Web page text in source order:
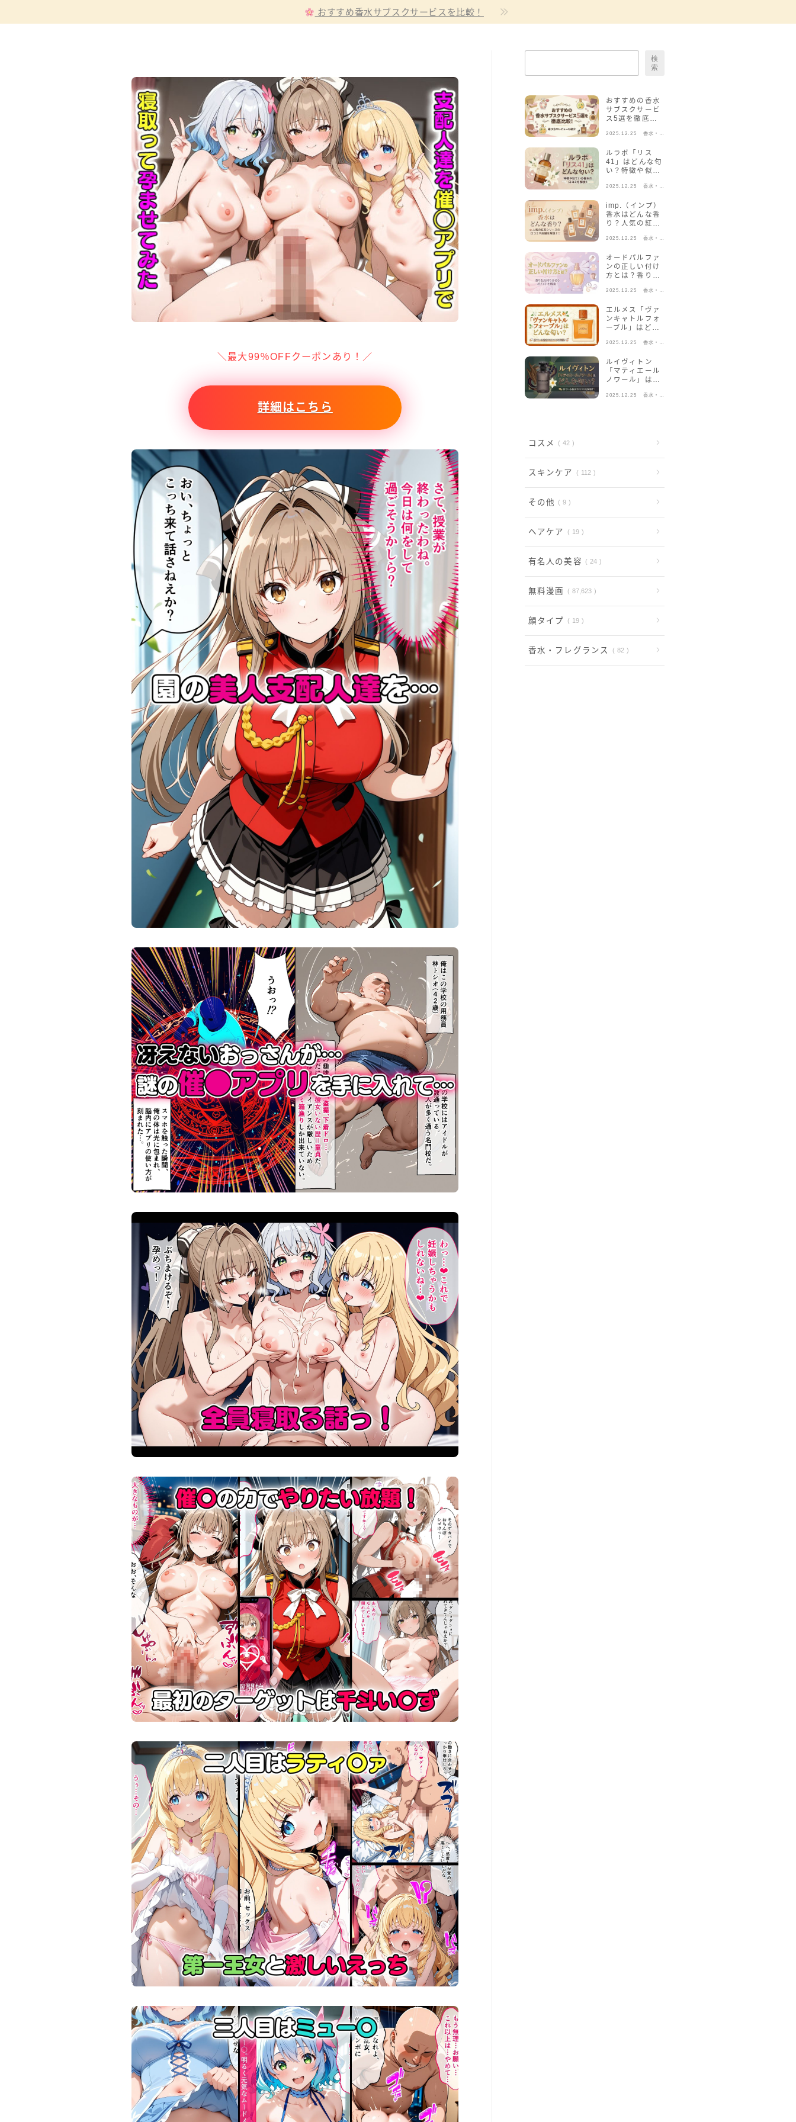
おすすめ香水サブスクサービスを比較！
＼最大99％OFFクーポンあり！／
詳細はこちら
検
索
おすすめの香水
サブスクサービ
ス5選を徹底比
ビューも紹介
2025.12.25
香水・フ
ルラボ「リス
41」はどんな匂
い？特徴や似て
ミを解説！
2025.12.25
香水・フ
imp.（インプ）
香水はどんな香
り？人気の紅茶
ミや店舗を解
2025.12.25
香水・フ
オードパルファ
ンの正しい付け
方とは？香りを
イントを解説！
2025.12.25
香水・フ
エルメス「ヴァ
ンキャトルフォ
ーブル」はどん
る香水や口コミ
2025.12.25
香水・フ
ルイヴィトン
「マティエール
ノワール」はど
いる香水や口コ
2025.12.25
香水・フ
コスメ 42
スキンケア 112
その他 9
ヘアケア 19
有名人の美容 24
無料漫画 87,623
顔タイプ 19
香水・フレグランス 82